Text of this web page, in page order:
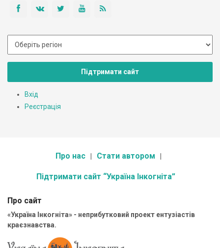
Підтримати сайт
Вхід
Реєстрація
Про нас Стати автором
Підтримати сайт “Україна Інкогніта”
Про сайт
«Україна Інкогніта» - неприбутковий проект ентузіастів
краєзнавства.